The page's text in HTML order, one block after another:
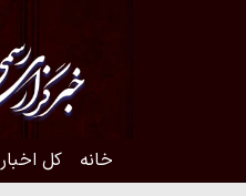
خانه کل اخبار